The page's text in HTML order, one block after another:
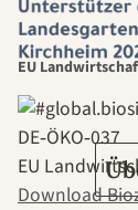
EU
DE‑ÖKO‑037
EU
Download